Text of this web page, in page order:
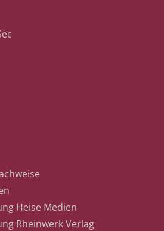
Heise Medien
Rheinwerk Verlag